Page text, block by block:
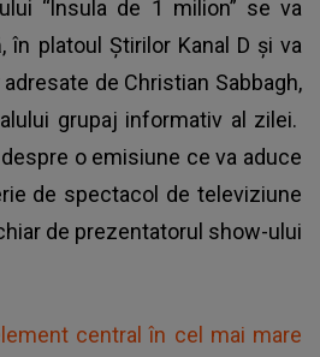
“lnsula de 1 milion” se va
în platoul Ştirilor Kanal D şi va
de Christian Sabbagh,
grupaj informativ al zilei.
o emisiune ce va aduce
de spectacol de televiziune
de prezentatorul show-ului
central în cel mai mare